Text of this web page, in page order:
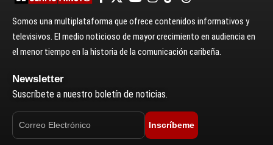
Somos una multiplataforma que ofrece contenidos informativos y
televisivos. El medio noticioso de mayor crecimiento en audiencia en
el menor tiempo en la historia de la comunicación caribeña.
Newsletter
Suscríbete a nuestro boletín de noticias.
Inscríbeme